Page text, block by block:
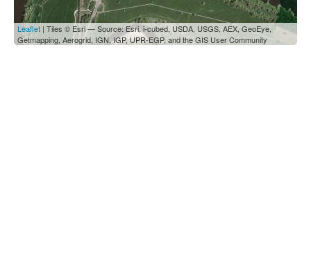
Leaflet | Tiles © Esri — Source: Esri, i-cubed, USDA, USGS, AEX, GeoEye,
Getmapping, Aerogrid, IGN, IGP, UPR-EGP, and the GIS User Community